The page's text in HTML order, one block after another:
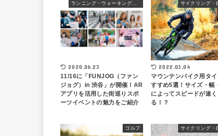
ランニング・ウォーキングアクセサリー
2020.06.23
11/16に「FUNJOG（ファン
ジョグ）in 渋谷」が開催！AR
アプリを活用した街巡りスポ
ーツイベントの魅力をご紹介
サイクリング・
2022.03.04
マウンテンバイク用タ
すすめ5選！サイズ・幅
によってスピードが速
る！？
ゴルフ サイクリング・